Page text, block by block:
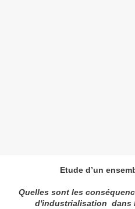
Etude d’un
Quelles sont les
d'industrialisation dans